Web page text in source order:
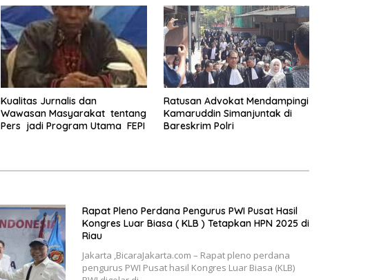
Kualitas Jurnalis dan
Wawasan Masyarakat tentang
Pers jadi Program Utama FEPI
Ratusan Advokat Mendampingi
Kamaruddin Simanjuntak di
Bareskrim Polri
Rapat Pleno Perdana Pengurus PWI Pusat Hasil
Kongres Luar Biasa ( KLB ) Tetapkan HPN 2025 di
Riau
Jakarta ,BicaraJakarta.com – Rapat pleno perdana
pengurus PWI Pusat hasil Kongres Luar Biasa (KLB)